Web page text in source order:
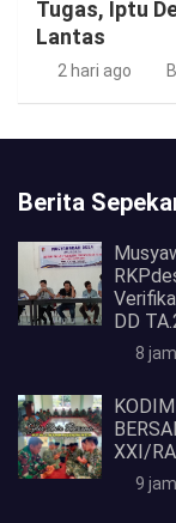
Tugas, Iptu
Lantas
2 hari ago
Berita
DD
8
XXI/
9